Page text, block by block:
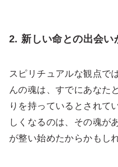
2. 新しい命との出会い
スピリチュアルな観点で
んの魂は、すでにあなた
りを持っているとされて
しくなるのは、その魂が
が整い始めたからかもし